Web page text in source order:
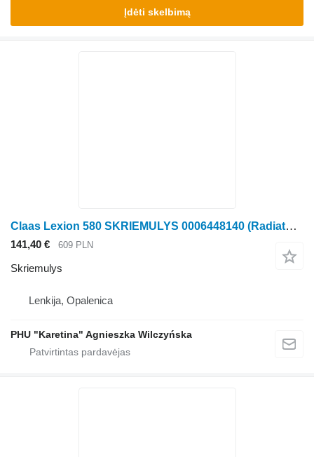
Įdėti skelbimą
Claas Lexion 580 SKRIEMULYS 0006448140 (Radiatoriaus krepšio pavaros pūstuvas) Claas
141,40 € 609 PLN
Skriemulys
Lenkija, Opalenica
PHU "Karetina" Agnieszka Wilczyńska